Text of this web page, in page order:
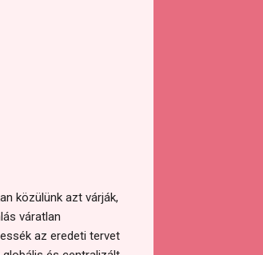
közülünk azt várják,
váratlan
az eredeti tervet